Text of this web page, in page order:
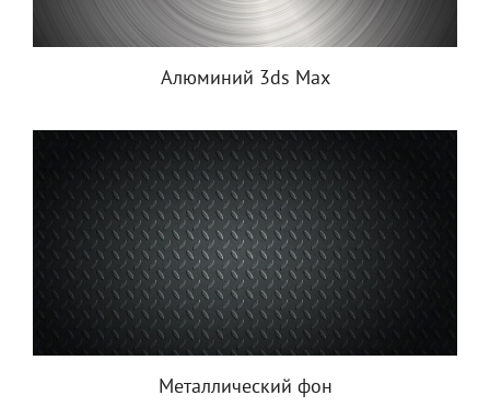
Алюминий 3ds Max
Металлический фон